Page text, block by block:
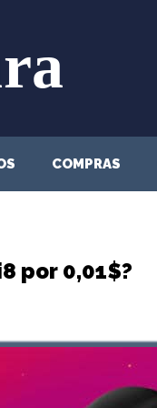
COMPRAS
por 0,01$?